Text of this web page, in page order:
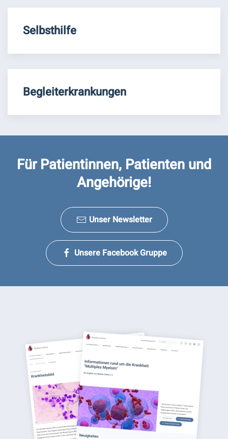
Selbsthilfe
Begleiterkrankungen
Für Patientinnen, Patienten und
Angehörige!
Unser Newsletter
Unsere Facebook Gruppe